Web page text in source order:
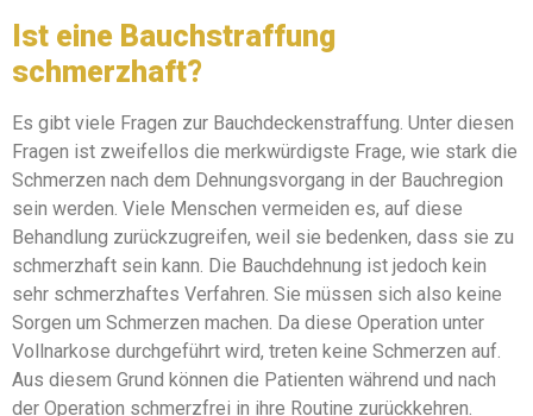
Ist eine Bauchstraffung
schmerzhaft?
Es gibt viele Fragen zur Bauchdeckenstraffung. Unter diesen
Fragen ist zweifellos die merkwürdigste Frage, wie stark die
Schmerzen nach dem Dehnungsvorgang in der Bauchregion
sein werden. Viele Menschen vermeiden es, auf diese
Behandlung zurückzugreifen, weil sie bedenken, dass sie zu
schmerzhaft sein kann. Die Bauchdehnung ist jedoch kein
sehr schmerzhaftes Verfahren. Sie müssen sich also keine
Sorgen um Schmerzen machen. Da diese Operation unter
Vollnarkose durchgeführt wird, treten keine Schmerzen auf.
Aus diesem Grund können die Patienten während und nach
der Operation schmerzfrei in ihre Routine zurückkehren.